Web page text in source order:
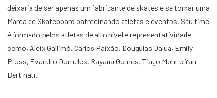
deixaria de ser apenas um fabricante de skates e se tornar uma
Marca de Skateboard patrocinando atletas e eventos. Seu time
é formado pelos atletas de alto nível e representatividade
como, Aleix Gallimó, Carlos Paixão, Dougulas Dalua, Emily
Pross, Evandro Dorneles, Rayana Gomes, Tiago Mohr e Yan
Bertinati.